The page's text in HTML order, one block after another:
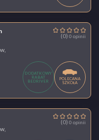
(0) 0 opinii
DODATKOWY
RABAT
BEDRIVER
POLECANA
SZKOŁA
(0) 0 opinii